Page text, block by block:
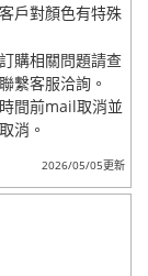
戶對顏色有特殊
購相關問題請查
繫客服洽詢。
間前mail取消並
消。
2026/05/05更新